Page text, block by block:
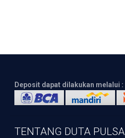
Deposit dapat dilakukan melalui :
TENTANG DUTA PULSA